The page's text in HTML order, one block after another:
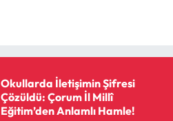
Okullarda İletişimin Şifresi
Çözüldü: Çorum İl Millî
Eğitim’den Anlamlı Hamle!